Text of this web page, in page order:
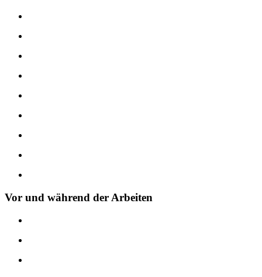
Vor und während der Arbeiten